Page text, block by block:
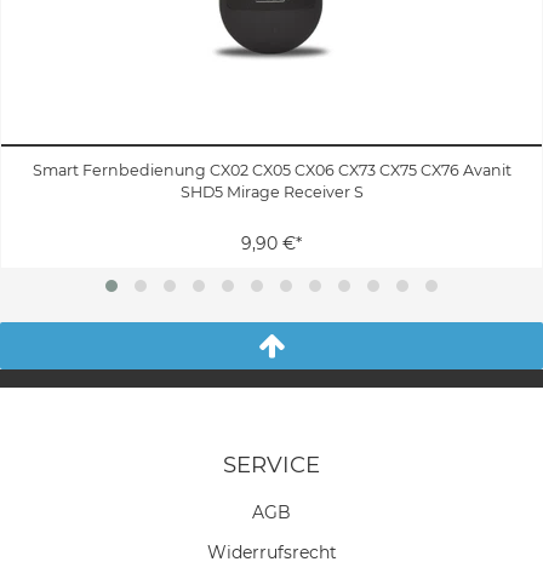
Smart Fernbedienung CX02 CX05 CX06 CX73 CX75 CX76 Avanit
SHD5 Mirage Receiver S
9,90 €*
SERVICE
AGB
Widerrufs­recht